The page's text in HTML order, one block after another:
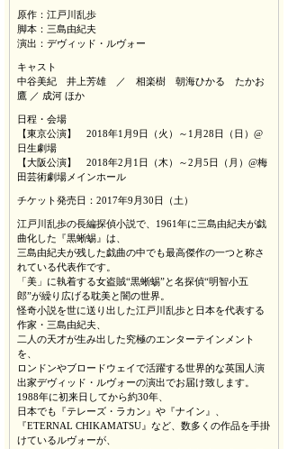
原作：江戸川乱歩
脚本：三島由紀夫
演出：デヴィッド・ルヴォー
キャスト
中谷美紀 井上芳雄 ／ 相楽樹 朝海ひかる たかお
鷹 ／ 成河 ほか
日程・会場
【東京公演】 2018年1月9日（火）～1月28日（日）@
日生劇場
【大阪公演】 2018年2月1日（木）～2月5日（月）@梅
田芸術劇場メインホール
チケット発売日：2017年9月30日（土）
江戸川乱歩の長編探偵小説で、1961年に三島由紀夫が戯
曲化した『黒蜥蜴』は、
三島由紀夫が残した戯曲の中でも最高傑作の一つと称さ
れている代表作です。
「美」に執着する女盗賊“黒蜥蜴”と名探偵“明智小五
郎”が繰り広げる耽美と闇の世界。
怪奇小説を世に送り出した江戸川乱歩と日本を代表する
作家・三島由紀夫、
二人の天才が生み出した究極のエンターテインメント
を、
ロンドンやブロードウェイで活躍する世界的な英国人演
出家デヴィッド・ルヴォーの演出でお届け致します。
1988年に初来日してから約30年、
日本でも『テレーズ・ラカン』や『ナイン』、
『ETERNAL CHIKAMATSU』など、数多くの作品を手掛
けているルヴォーが、